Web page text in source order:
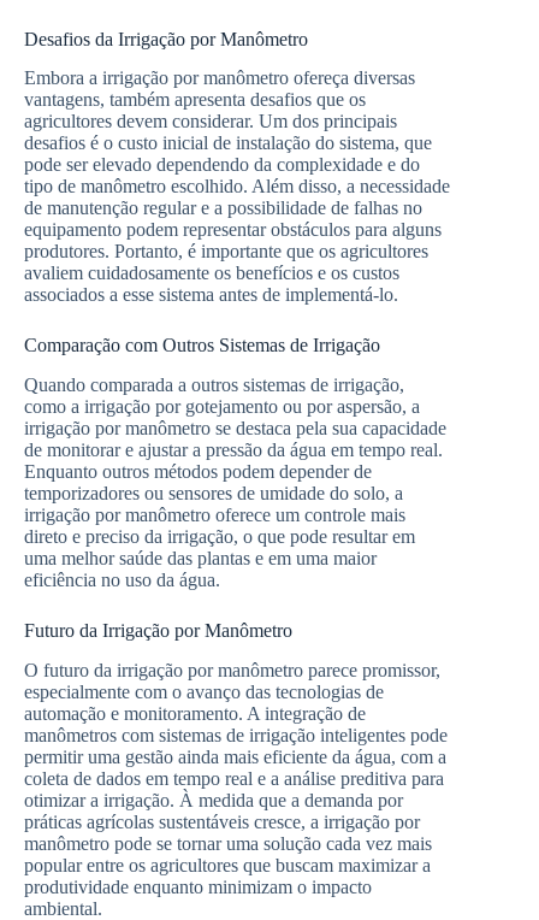
Desafios da Irrigação por Manômetro
Embora a irrigação por manômetro ofereça diversas
vantagens, também apresenta desafios que os
agricultores devem considerar. Um dos principais
desafios é o custo inicial de instalação do sistema, que
pode ser elevado dependendo da complexidade e do
tipo de manômetro escolhido. Além disso, a necessidade
de manutenção regular e a possibilidade de falhas no
equipamento podem representar obstáculos para alguns
produtores. Portanto, é importante que os agricultores
avaliem cuidadosamente os benefícios e os custos
associados a esse sistema antes de implementá-lo.
Comparação com Outros Sistemas de Irrigação
Quando comparada a outros sistemas de irrigação,
como a irrigação por gotejamento ou por aspersão, a
irrigação por manômetro se destaca pela sua capacidade
de monitorar e ajustar a pressão da água em tempo real.
Enquanto outros métodos podem depender de
temporizadores ou sensores de umidade do solo, a
irrigação por manômetro oferece um controle mais
direto e preciso da irrigação, o que pode resultar em
uma melhor saúde das plantas e em uma maior
eficiência no uso da água.
Futuro da Irrigação por Manômetro
O futuro da irrigação por manômetro parece promissor,
especialmente com o avanço das tecnologias de
automação e monitoramento. A integração de
manômetros com sistemas de irrigação inteligentes pode
permitir uma gestão ainda mais eficiente da água, com a
coleta de dados em tempo real e a análise preditiva para
otimizar a irrigação. À medida que a demanda por
práticas agrícolas sustentáveis cresce, a irrigação por
manômetro pode se tornar uma solução cada vez mais
popular entre os agricultores que buscam maximizar a
produtividade enquanto minimizam o impacto
ambiental.